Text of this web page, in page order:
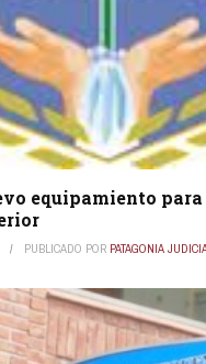
equipamiento para
PUBLICADO POR PATAGONIA